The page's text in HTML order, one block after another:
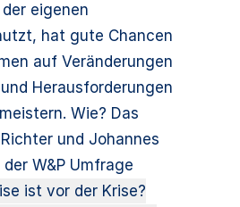
eigenen
hat gute Chancen
auf Veränderungen
Herausforderungen
Wie? Das
und Johannes
der W&P Umfrage
ist vor der Krise?